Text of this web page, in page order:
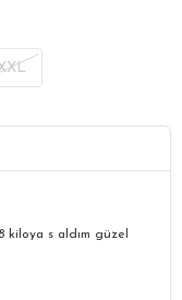
kiloya s aldım güzel